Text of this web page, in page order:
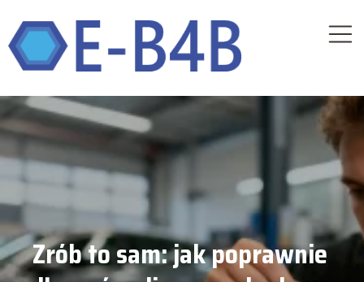
Zrób to sam: jak poprawnie